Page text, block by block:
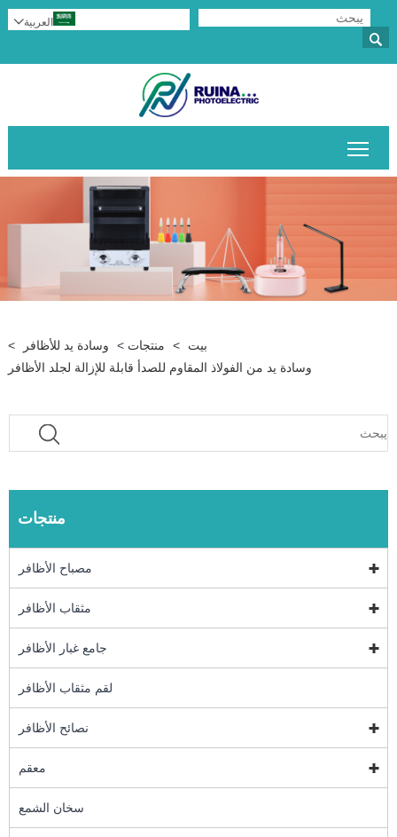

العربية
بيت > منتجات > وسادة يد للأظافر
>
وسادة يد من الفولاذ المقاوم للصدأ قابلة للإزالة لجلد الأظافر
منتجات
مصباح الأظافر
مثقاب الأظافر
جامع غبار الأظافر
لقم مثقاب الأظافر
نصائح الأظافر
معقم
سخان الشمع